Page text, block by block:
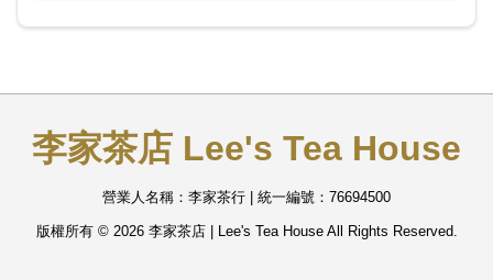
李家茶店 Lee's Tea House
營業人名稱：李家茶行 | 統一編號：76694500
版權所有 © 2026 李家茶店 | Lee's Tea House All Rights Reserved.